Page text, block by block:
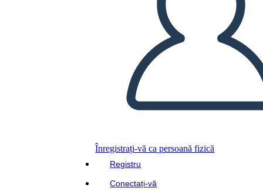
Înregistrați-vă ca persoană fizică
Registru
Conectați-vă
Copiați acest Storyboard
CREAȚI UN STORYBOARD
REDAȚI PREZENTAREA DE DIAPOZITIVE